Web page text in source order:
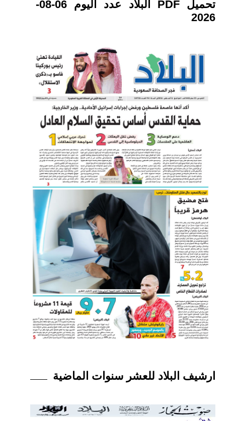
تحميل PDF البلاد عدد اليوم 06-08-
2026
ارشيف البلاد للعشر سنوات الماضية